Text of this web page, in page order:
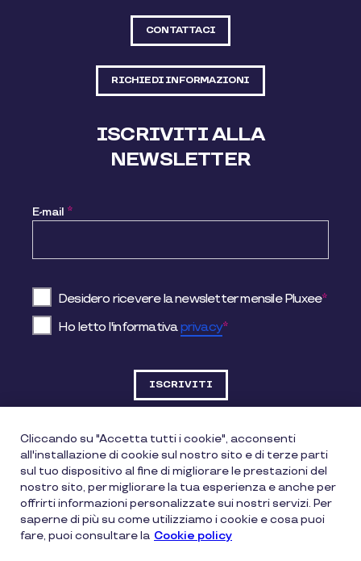
CONTATTACI
RICHIEDI INFORMAZIONI
ISCRIVITI ALLA
NEWSLETTER
E-mail *
Desidero ricevere la newsletter mensile Pluxee*
Ho letto l'informativaprivacy*
DATI SOCIETARI
Pluxee Italia Srl
Via Gallarate, 200 – 20151 Milano (MI)
Cliccando su "Accetta tutti i cookie", acconsenti
all'installazione di cookie sul nostro sito e di terze parti
sul tuo dispositivo al fine di migliorare le prestazioni del
nostro sito, per migliorare la tua esperienza e anche per
offrirti informazioni personalizzate sui nostri servizi. Per
saperne di più su come utilizziamo i cookie e cosa puoi
fare, puoi consultare la Cookie policy